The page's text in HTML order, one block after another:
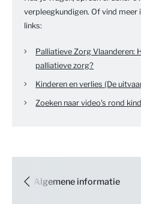
verpleegkundigen. Of vind
links:
Palliatieve Zorg Vlaanderen:
palliatieve zorg?
Kinderen en verlies (De
Zoeken naar video's rond
Algemene informatie